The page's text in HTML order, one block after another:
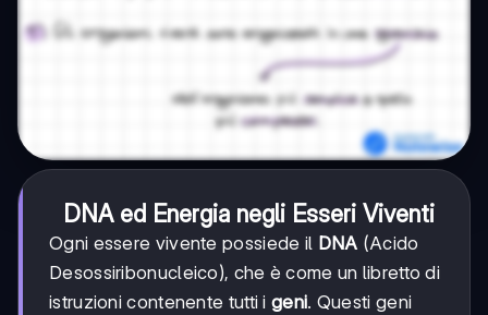
DNA ed Energia negli Esseri Viventi
Ogni essere vivente possiede il DNA (Acido
Desossiribonucleico), che è come un libretto di
istruzioni contenente tutti igeni. Questi geni